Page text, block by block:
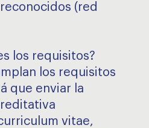
(red
los requisitos?
los requisitos
que enviar la
vitae,